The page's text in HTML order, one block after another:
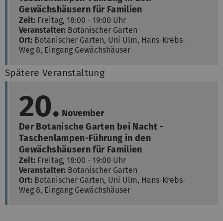
Gewächshäusern für Familien
Zeit: Freitag, 18:00 - 19:00 Uhr
Veranstalter: Botanischer Garten
Ort: Botanischer Garten, Uni Ulm, Hans-Krebs-
Weg 8, Eingang Gewächshäuser
Spätere Veranstaltung
20. November
Der Botanische Garten bei Nacht -
Taschenlampen-Führung in den
Gewächshäusern für Familien
Zeit: Freitag, 18:00 - 19:00 Uhr
Veranstalter: Botanischer Garten
Ort: Botanischer Garten, Uni Ulm, Hans-Krebs-
Weg 8, Eingang Gewächshäuser